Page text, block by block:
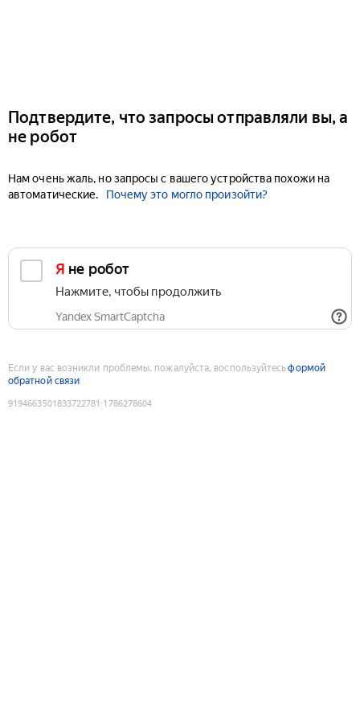
Подтвердите, что запросы отправляли вы, а
не робот
Нам очень жаль, но запросы с вашего устройства похожи на
автоматические.
Почему это могло произойти?
Я не робот
Нажмите, чтобы продолжить
Yandex SmartCaptcha
Если у вас возникли проблемы, пожалуйста, воспользуйтесьформой
обратной связи
9194663501833722781 :1786278604